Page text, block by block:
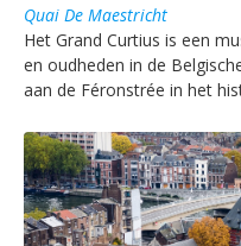
Quai De Maestricht
Het Grand Curtius is een
en oudheden in de
aan de Féronstrée in het